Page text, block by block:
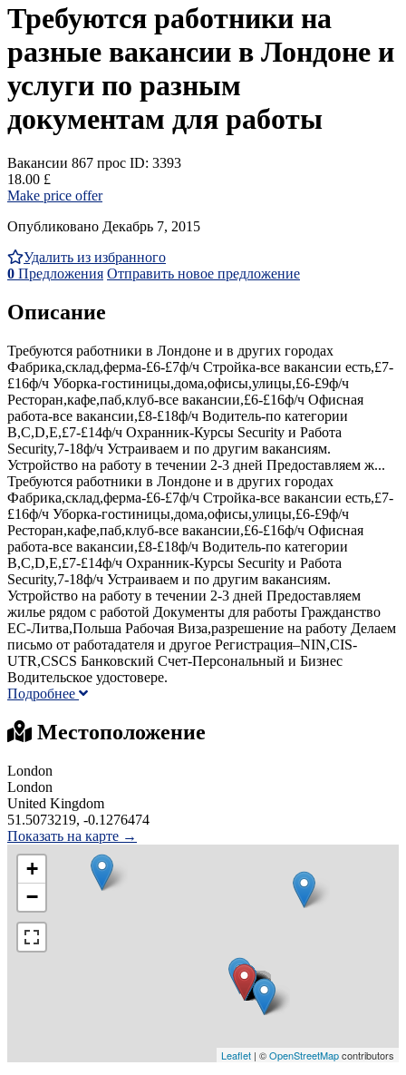
Требуются работники на
разные вакансии в Лондоне и
услуги по разным
документам для работы
Вакансии 867 прос ID: 3393
18.00 £
Make price offer
Опубликовано Декабрь 7, 2015
Удалить из избранного
0 Предложения Отправить новое предложение
Описание
Требуются работники в Лондоне и в других городах
Фабрика,склад,ферма-£6-£7ф/ч Стройка-все вакансии есть,£7-
£16ф/ч Уборка-гостиницы,дома,офисы,улицы,£6-£9ф/ч
Ресторан,кафе,паб,клуб-все вакансии,£6-£16ф/ч Офисная
работа-все вакансии,£8-£18ф/ч Водитель-по категории
B,C,D,E,£7-£14ф/ч Охранник-Курсы Security и Работа
Security,7-18ф/ч Устраиваем и по другим вакансиям.
Устройство на работу в течении 2-3 дней Предоставляем ж...
Требуются работники в Лондоне и в других городах
Фабрика,склад,ферма-£6-£7ф/ч Стройка-все вакансии есть,£7-
£16ф/ч Уборка-гостиницы,дома,офисы,улицы,£6-£9ф/ч
Ресторан,кафе,паб,клуб-все вакансии,£6-£16ф/ч Офисная
работа-все вакансии,£8-£18ф/ч Водитель-по категории
B,C,D,E,£7-£14ф/ч Охранник-Курсы Security и Работа
Security,7-18ф/ч Устраиваем и по другим вакансиям.
Устройство на работу в течении 2-3 дней Предоставляем
жилье рядом с работой Документы для работы Гражданство
ЕС-Литва,Польша Рабочая Виза,разрешение на работу Делаем
письмо от работадателя и другое Pегистрация–NIN,CIS-
UTR,CSCS Банковский Счет-Персональный и Бизнес
Bодительское удостовере.
Подробнее
Местоположение
London
London
United Kingdom
51.5073219, -0.1276474
Показать на карте →
+
−
Leaflet | ©OpenStreetMapcontributors